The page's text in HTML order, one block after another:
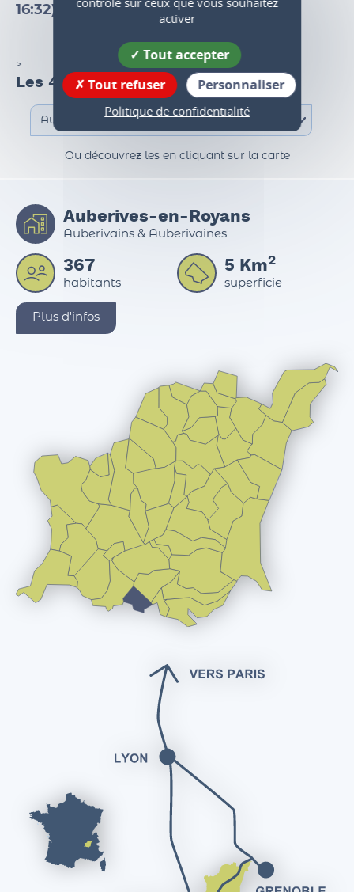
pma test date de révision page ( 211 01 2023
>
Les 47 communes du territoire
Auberives-en-Royans
Auberivains & Auberivaines
367
habitants
5Km2
activer
Tout accepter
Tout refuser
Personnaliser
Politique de confidentialité